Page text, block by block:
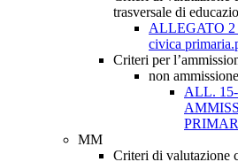
trasversale di
ALLEGATO 2
civica
Criteri per
non
ALL.
MM
Criteri di valutazione